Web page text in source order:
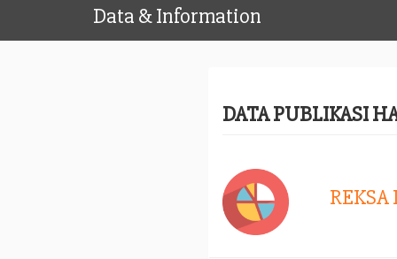
Data & Information
DATA PUBLIKASI
REKSA